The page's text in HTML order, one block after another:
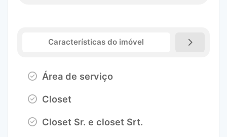
Características do imóvel
Área de serviço
Closet
Closet Sr. e closet Srt.